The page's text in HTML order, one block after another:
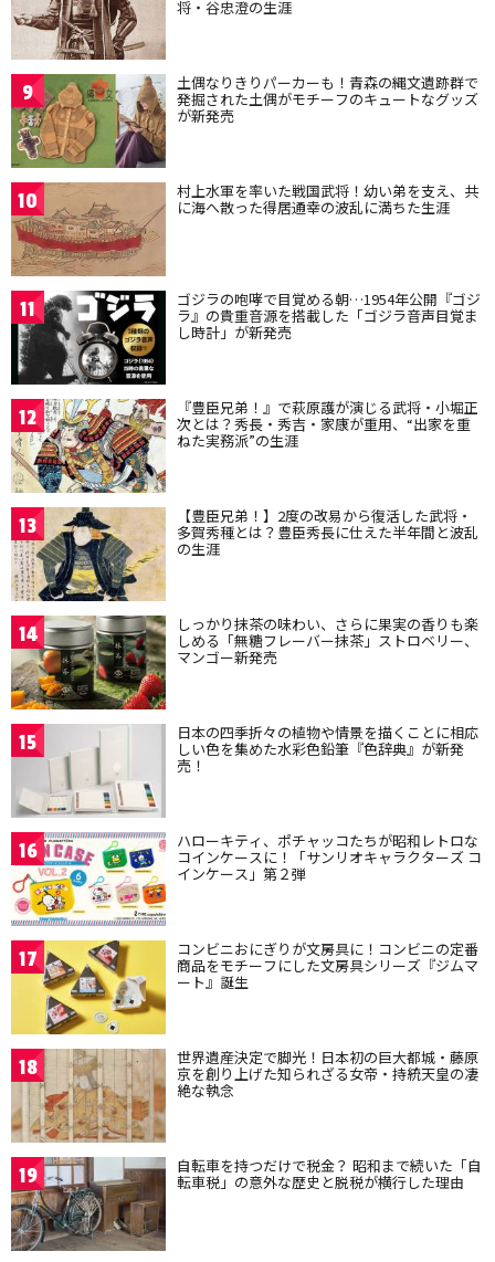
将・谷忠澄の生涯
9 土偶なりきりパーカーも！青森の縄文遺跡群で
発掘された土偶がモチーフのキュートなグッズ
が新発売
10 村上水軍を率いた戦国武将！幼い弟を支え、共
に海へ散った得居通幸の波乱に満ちた生涯
11 ゴジラの咆哮で目覚める朝…1954年公開『ゴジ
ラ』の貴重音源を搭載した「ゴジラ音声目覚ま
し時計」が新発売
12 『豊臣兄弟！』で萩原護が演じる武将・小堀正
次とは？秀長・秀吉・家康が重用、“出家を重
ねた実務派”の生涯
13 【豊臣兄弟！】2度の改易から復活した武将・
多賀秀種とは？豊臣秀長に仕えた半年間と波乱
の生涯
14 しっかり抹茶の味わい、さらに果実の香りも楽
しめる「無糖フレーバー抹茶」ストロベリー、
マンゴー新発売
15 日本の四季折々の植物や情景を描くことに相応
しい色を集めた水彩色鉛筆『色辞典』が新発
売！
16 ハローキティ、ポチャッコたちが昭和レトロな
コインケースに！「サンリオキャラクターズ コ
インケース」第２弾
17 コンビニおにぎりが文房具に！コンビニの定番
商品をモチーフにした文房具シリーズ『ジムマ
ート』誕生
18 世界遺産決定で脚光！日本初の巨大都城・藤原
京を創り上げた知られざる女帝・持統天皇の凄
絶な執念
19 自転車を持つだけで税金？ 昭和まで続いた「自
転車税」の意外な歴史と脱税が横行した理由